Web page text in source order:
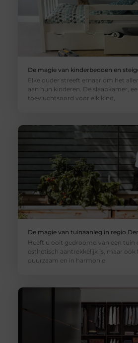
De magie van kinderbedden en
Elke ouder streeft ernaar om het
aan hun kinderen. De slaapkamer,
toevluchtsoord voor elk kind,
De magie van tuinaanleg in regio
Heeft u ooit gedroomd van een tuin
esthetisch aantrekkelijk is, maar ook
duurzaam en in harmonie